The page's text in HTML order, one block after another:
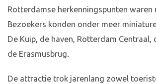
Rotterdamse herkenningspunten waren
Bezoekers konden onder meer
De Kuip, de haven, Rotterdam Centraal,
de Erasmusbrug.
De attractie trok jarenlang zowel